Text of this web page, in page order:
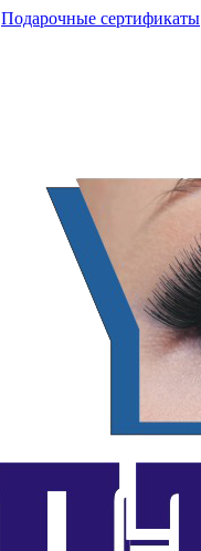
Подарочные сертификаты